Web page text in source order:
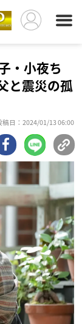
・小夜ち
と震災の孤
稿日：2024/01/13 06:00